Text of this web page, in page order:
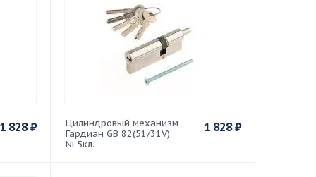
1 828₽
Цилиндровый механизм
Гардиан GB 82(51/31V)
Ni 5кл.
1 828₽